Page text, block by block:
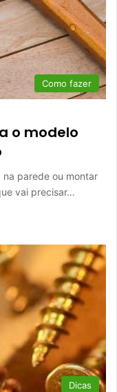
Como fazer
o modelo
parede ou montar
vai precisar…
Dicas